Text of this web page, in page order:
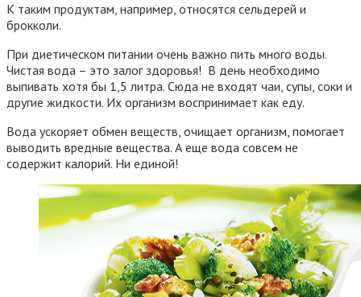
К таким продуктам, например, относятся сельдерей и
брокколи.
При диетическом питании очень важно пить много воды.
Чистая вода – это залог здоровья! В день необходимо
выпивать хотя бы 1,5 литра. Сюда не входят чаи, супы, соки и
другие жидкости. Их организм воспринимает как еду.
Вода ускоряет обмен веществ, очищает организм, помогает
выводить вредные вещества. А еще вода совсем не
содержит калорий. Ни единой!